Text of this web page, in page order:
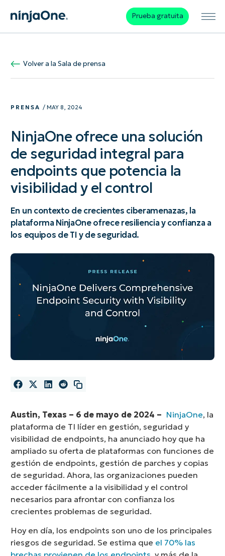
Prueba gratuita
Volver a la Sala de prensa
PRENSA / MAY 8, 2024
NinjaOne ofrece una solución
de seguridad integral para
endpoints que potencia la
visibilidad y el control
En un contexto de crecientes ciberamenazas, la
plataforma NinjaOne ofrece resiliencia y confianza a
los equipos de TI y de seguridad.
Austin, Texas – 6 de mayo de 2024 – NinjaOne, la
plataforma de TI líder en gestión, seguridad y
visibilidad de endpoints, ha anunciado hoy que ha
ampliado su oferta de plataformas con funciones de
gestión de endpoints, gestión de parches y copias
de seguridad. Ahora, las organizaciones pueden
acceder fácilmente a la visibilidad y el control
necesarios para afrontar con confianza los
crecientes problemas de seguridad.
Hoy en día, los endpoints son uno de los principales
riesgos de seguridad. Se estima que el 70% las